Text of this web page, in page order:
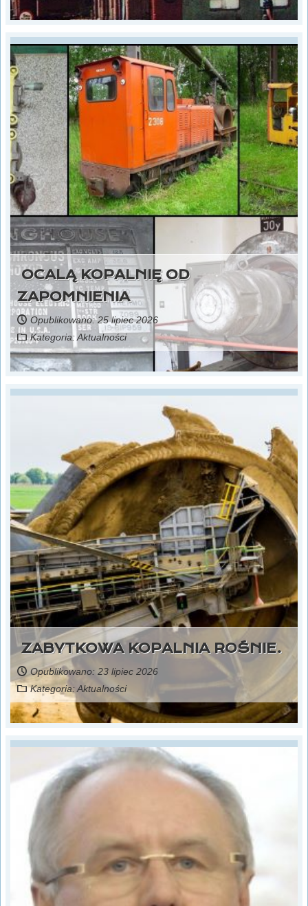
OCALĄ KOPALNIĘ OD
ZAPOMNIENIA
Opublikowano: 25 lipiec 2026
Kategoria:Aktualności
ZABYTKOWA KOPALNIA ROŚNIE.
Opublikowano: 23 lipiec 2026
Kategoria:Aktualności